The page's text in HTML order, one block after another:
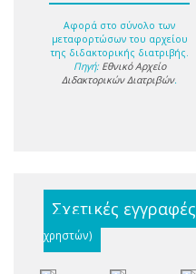
Αφορά στο σύνολο των
μεταφορτώσων του αρχείου
της διδακτορικής διατριβής.
Πηγή: Εθνικό Αρχείο
Διδακτορικών Διατριβών.
Σχετικές εγγραφές
χρηστών)